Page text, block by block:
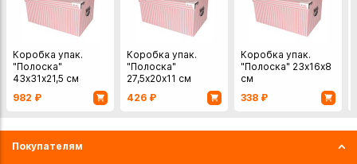
Коробка упак.
"Полоска"
43х31х21,5 см
982 ₽
Коробка упак.
"Полоска"
27,5х20х11 см
426 ₽
Коробка упак.
"Полоска" 23х16х8
см
338 ₽
Покупателям